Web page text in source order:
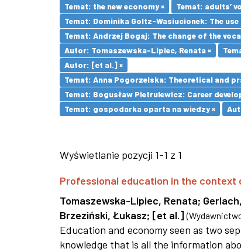
Temat: the new economy ×
Temat: adults’
Temat: Dominika Goltz-Wasiucionek: The
Temat: Andrzej Bogaj: The change of the
Autor: Tomaszewska-Lipiec, Renata ×
Autor: [et al.] ×
Temat: Anna Pogorzelska: Theoretical and
Temat: Bogusław Pietrulewicz: Career
Temat: gospodarka oparta na wiedzy ×
Wyświetlanie pozycji 1-1 z 1
Professional education in the context
Tomaszewska-Lipiec, Renata;
Brzeziński, Łukasz; [et al.] (
Education and economy seen as two
knowledge that is all the information